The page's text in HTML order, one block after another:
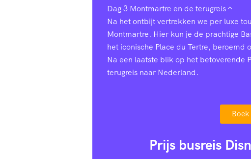
Dag 3 Montmartre en de terugreis
Na het ontbijt vertrekken we per luxe
Montmartre. Hier kun je de prachtige
het iconische Place du Tertre, beroemd
Na een laatste blik op het betoverende
terugreis naar Nederland.
Boek
Prijs busreis